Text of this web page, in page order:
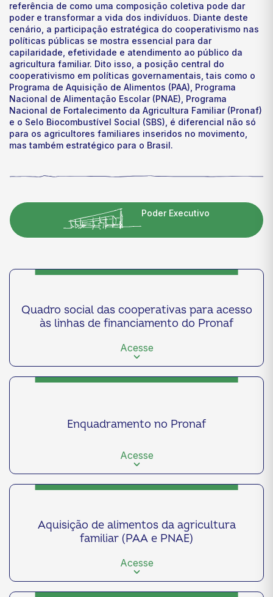
referência de como uma composição coletiva pode dar
poder e transformar a vida dos indivíduos. Diante deste
cenário, a participação estratégica do cooperativismo nas
políticas públicas se mostra essencial para dar
capilaridade, efetividade e atendimento ao público da
agricultura familiar. Dito isso, a posição central do
cooperativismo em políticas governamentais, tais como o
Programa de Aquisição de Alimentos (PAA), Programa
Nacional de Alimentação Escolar (PNAE), Programa
Nacional de Fortalecimento da Agricultura Familiar (Pronaf)
e o Selo Biocombustível Social (SBS), é diferencial não só
para os agricultores familiares inseridos no movimento,
mas também estratégico para o Brasil.
Poder Executivo
Quadro social das cooperativas para acesso
às linhas de financiamento do Pronaf
Acesse
Enquadramento no Pronaf
Acesse
Aquisição de alimentos da agricultura
familiar (PAA e PNAE)
Acesse